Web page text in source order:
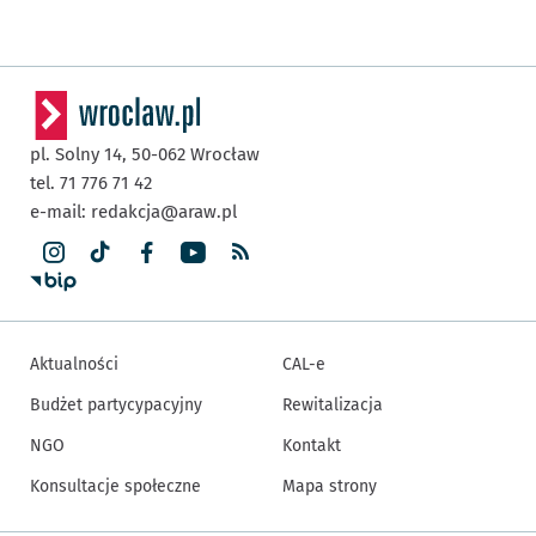
pl. Solny 14, 50-062 Wrocław
tel. 71 776 71 42
e-mail: redakcja@araw.pl
Aktualności
Budżet partycypacyjny
NGO
Konsultacje społeczne
CAL-e
Rewitalizacja
Kontakt
Mapa strony